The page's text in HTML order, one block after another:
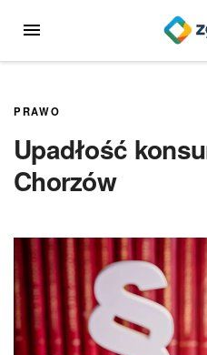
MENU
PRAWO
Upadłość
Chorzów